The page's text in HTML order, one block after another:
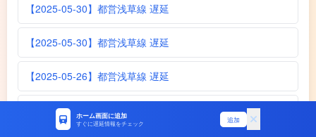
【2025-05-30】都営浅草線 遅延
【2025-05-30】都営浅草線 遅延
【2025-05-26】都営浅草線 遅延
【2025-05-26】都営浅草線 遅延
ホーム画面に追加
すぐに遅延情報をチェック 追加